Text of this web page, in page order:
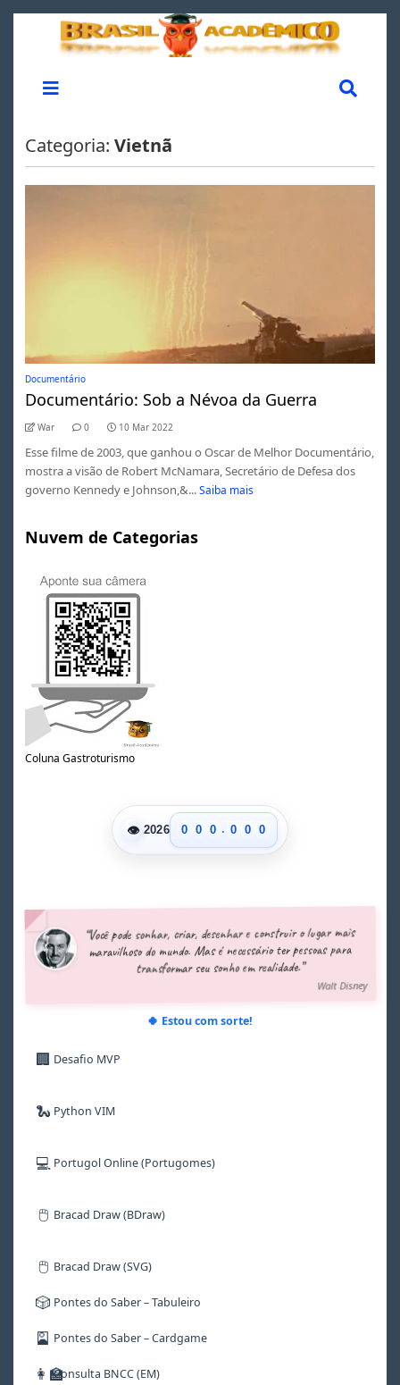
Categoria: Vietnã
Documentário
Documentário: Sob a Névoa da Guerra
War 0 10 Mar 2022
Esse filme de 2003, que ganhou o Oscar de Melhor Documentário,
mostra a visão de Robert McNamara, Secretário de Defesa dos
governo Kennedy e Johnson,&... Saiba mais
Nuvem de Categorias
Coluna Gastroturismo
👁 2026
0
1
6
7
8
0
1
6
7
8
0
1
6
7
8
. 0
1
6
7
8
0
1
6
7
8
0
1
6
7
8
“Você pode sonhar, criar, desenhar e construir o lugar mais
maravilhoso do mundo. Mas é necessário ter pessoas para
transformar seu sonho em realidade.”
Walt Disney
🍀 Estou com sorte!
🏢 Desafio MVP
🐍 Python VIM
💻 Portugol Online (Portugomes)
🖱️ Bracad Draw (BDraw)
🖱️ Bracad Draw (SVG)
🎲 Pontes do Saber – Tabuleiro
🎴 Pontes do Saber – Cardgame
👩‍🏫Consulta BNCC (EM)